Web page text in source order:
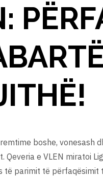
boshe, vonesash
Qeveria e VLEN miratoi
të parimit të përfaqësimit